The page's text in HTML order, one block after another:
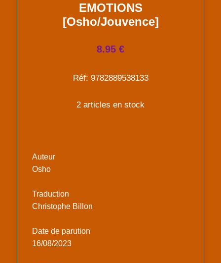
EMOTIONS
[Osho/Jouvence]
8.95 €
Réf: 9782889538133
2 articles en stock
Auteur
Osho
Traduction
Christophe Billon
Date de parution
16/08/2023